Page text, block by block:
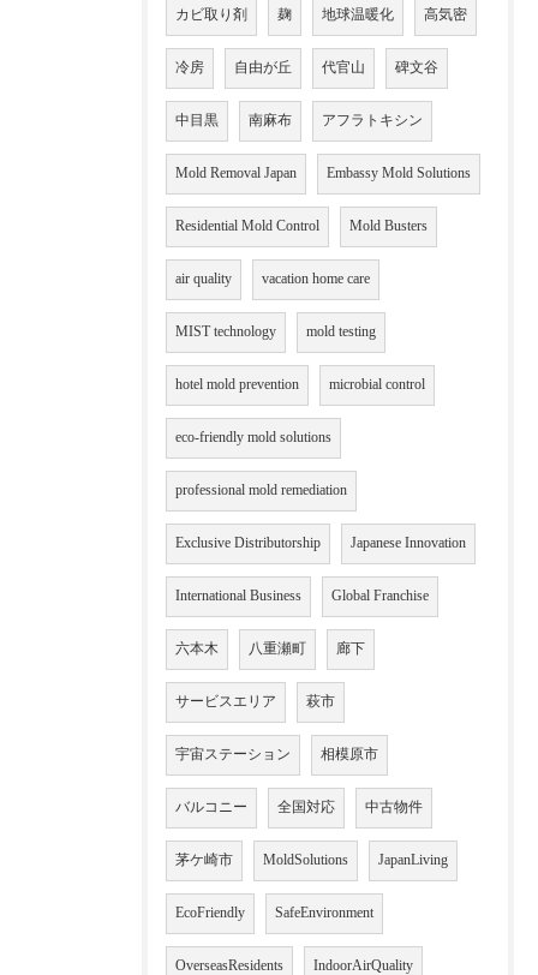
カビ取り剤 麹 地球温暖化 高気密
冷房 自由が丘 代官山 碑文谷
中目黒 南麻布 アフラトキシン
Mold Removal Japan Embassy Mold Solutions
Residential Mold Control Mold Busters
air quality vacation home care
MIST technology mold testing
hotel mold prevention microbial control
eco-friendly mold solutions
professional mold remediation
Exclusive Distributorship Japanese Innovation
International Business Global Franchise
六本木 八重瀬町 廊下
サービスエリア 萩市
宇宙ステーション 相模原市
バルコニー 全国対応 中古物件
茅ケ崎市 MoldSolutions JapanLiving
EcoFriendly SafeEnvironment
OverseasResidents IndoorAirQuality